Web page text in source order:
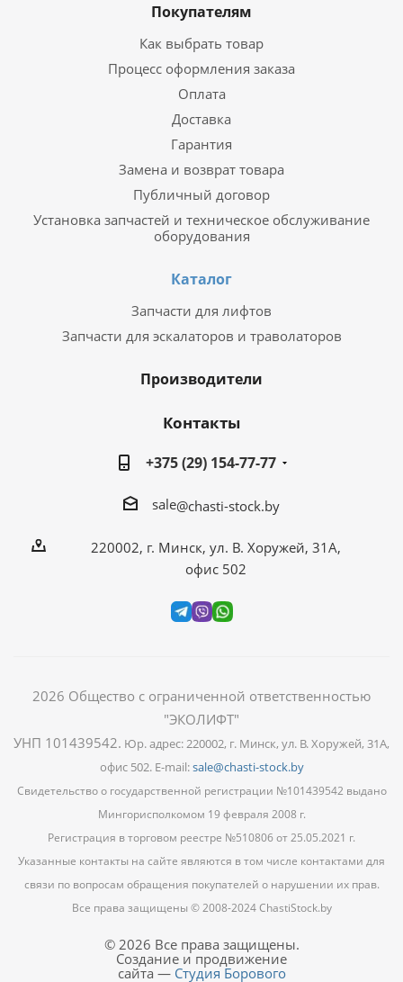
Покупателям
Как выбрать товар
Процесс оформления заказа
Оплата
Доставка
Гарантия
Замена и возврат товара
Публичный договор
Установка запчастей и техническое обслуживание
оборудования
Каталог
Запчасти для лифтов
Запчасти для эскалаторов и траволаторов
Производители
Контакты
+375 (29) 154-77-77
sale@chasti-stock.by
220002, г. Минск, ул. В. Хоружей, 31А,
офис 502
2026 Общество с ограниченной ответственностью
"ЭКОЛИФТ"
УНП 101439542. Юр. адрес: 220002, г. Минск, ул. В. Хоружей, 31А,
офис 502. E-mail:sale@chasti-stock.by
Свидетельство о государственной регистрации №101439542 выдано
Мингорисполкомом 19 февраля 2008 г.
Регистрация в торговом реестре №510806 от 25.05.2021 г.
Указанные контакты на сайте являются в том числе контактами для
связи по вопросам обращения покупателей о нарушении их прав.
Все права защищены © 2008-2024 ChastiStock.by
© 2026 Все права защищены.
Создание и продвижение
сайта — Студия Борового